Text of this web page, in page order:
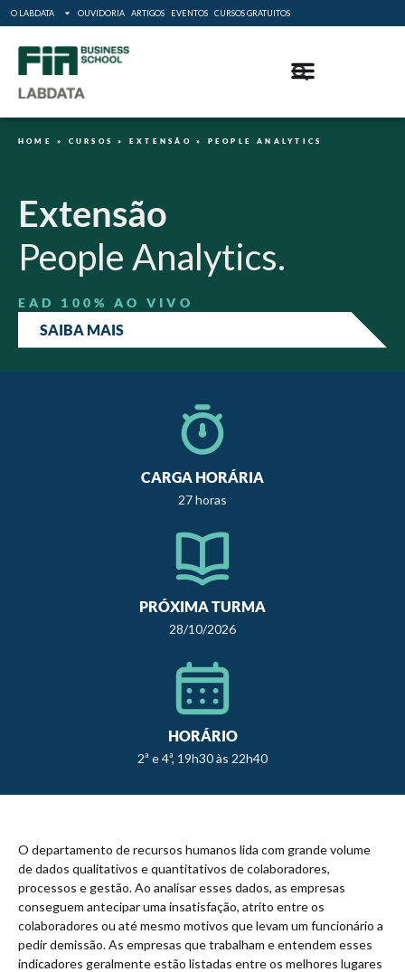
O LABDATA OUVIDORIA ARTIGOS EVENTOS CURSOS GRATUITOS
HOME » CURSOS » EXTENSÃO » PEOPLE ANALYTICS
Extensão
People Analytics.
EAD 100% AO VIVO
SAIBA MAIS
CARGA HORÁRIA
27 horas
PRÓXIMA TURMA
28/10/2026
HORÁRIO
2ª e 4ª, 19h30 às 22h40
O departamento de recursos humanos lida com grande volume
de dados qualitativos e quantitativos de colaboradores,
processos e gestão. Ao analisar esses dados, as empresas
conseguem antecipar uma insatisfação, atrito entre os
colaboradores ou até mesmo motivos que levam um funcionário a
pedir demissão. As empresas que trabalham e entendem esses
indicadores geralmente estão listadas entre os melhores lugares